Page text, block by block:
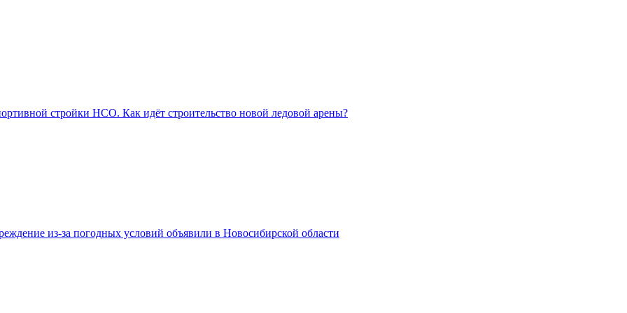
стройки НСО. Как идёт строительство новой ледовой арены?
из-за погодных условий объявили в Новосибирской области